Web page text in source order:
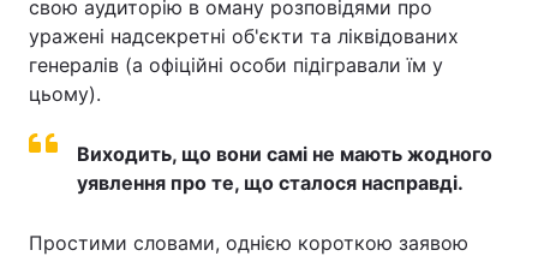
свою аудиторію в оману розповідями про
уражені надсекретні об'єкти та ліквідованих
генералів (а офіційні особи підігравали їм у
цьому).
Виходить, що вони самі не мають жодного
уявлення про те, що сталося насправді.
Простими словами, однією короткою заявою